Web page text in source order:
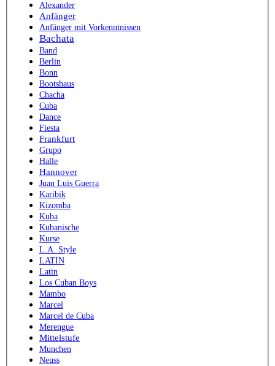
Alexander
Anfänger
Anfänger mit Vorkenntnissen
Bachata
Band
Berlin
Bonn
Bootshaus
Chacha
Cuba
Dance
Fiesta
Frankfurt
Grupo
Halle
Hannover
Juan Luis Guerra
Karibik
Kizomba
Kuba
Kubanische
Kurse
L.A. Style
LATIN
Latin
Los Cuban Boys
Mambo
Marcel
Marcel de Cuba
Merengue
Mittelstufe
Munchen
Neuss